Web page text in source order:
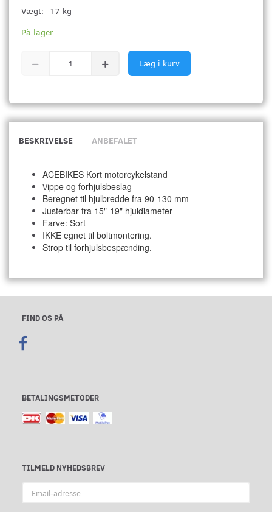
Vægt:
17 kg
På lager
Læg i kurv
BESKRIVELSE ANBEFALET
ACEBIKES Kort motorcykelstand
Vippe og forhjulsbeslag
Beregnet til hjulbredde fra 90-130 mm
Justerbar fra 15"-19" hjuldiameter
Farve: Sort
IKKE egnet til boltmontering.
Strop til forhjulsbespænding.
FIND OS PÅ
BETALINGSMETODER
TILMELD NYHEDSBREV
adresse